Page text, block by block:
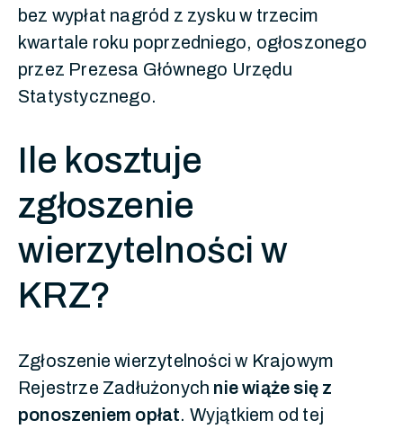
bez wypłat nagród z zysku w trzecim
kwartale roku poprzedniego, ogłoszonego
przez Prezesa Głównego Urzędu
Statystycznego.
Ile kosztuje
zgłoszenie
wierzytelności w
KRZ?
Zgłoszenie wierzytelności w Krajowym
Rejestrze Zadłużonych nie wiąże się z
ponoszeniem opłat. Wyjątkiem od tej